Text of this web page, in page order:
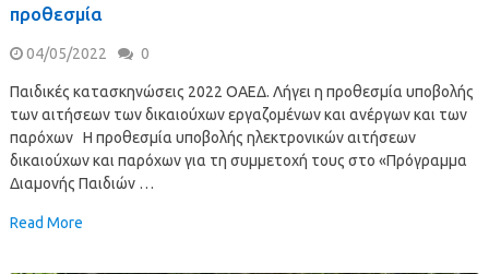
προθεσμία
04/05/2022 0
Παιδικές κατασκηνώσεις 2022 ΟΑΕΔ. Λήγει η προθεσμία υποβολής
των αιτήσεων των δικαιούχων εργαζομένων και ανέργων και των
παρόχων Η προθεσμία υποβολής ηλεκτρονικών αιτήσεων
δικαιούχων και παρόχων για τη συμμετοχή τους στο «Πρόγραμμα
Διαμονής Παιδιών …
Read More